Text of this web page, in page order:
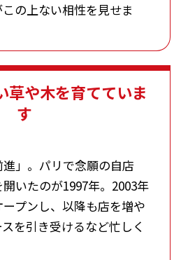
の上ない相性を見せま
草や木を育てていま
す
」。パリで念願の自店
開いたのが1997年。2003年
プンし、以降も店を増や
を引き受けるなど忙しく